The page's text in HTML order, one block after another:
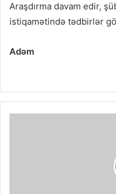
Araşdırma davam edir,
istiqamətində tədbirlər
Adəm